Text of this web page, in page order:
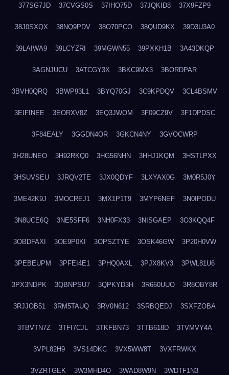
377SG7JD 37CVGS0S 37IHO75D 37JQKID8 37X9FZP9
38J0SXQX 38NQ9PDV 38O70PCO 38QUD9KX 39D3U3A0
39LAIWA9 39LCYZRI 39MGWN55 39PXKH1B 3A43DKQP
3AGNJUCU 3ATCGY3X 3BKC9MX3 3BORDPAR
3BVH0QRQ 3BWP93L1 3BYQ70GJ 3C9KPDQV 3CL4BSMV
3EIFINEE 3EORXV8Z 3EQ3JWOM 3F09CZ9V 3F1DPDSC
3F84EALY 3GGDN4OR 3GKCN4NY 3GVOCWRP
3H28UNEO 3H92RKQ0 3HG56NHN 3HHJ1KQM 3HSTLPXX
3HSUVSEU 3JRQV2TE 3JX0QDYF 3LXYAX0G 3M0R5J0Y
3ME42K9J 3MOCREJ1 3MX1P1T9 3MYP6NEF 3N0IPODU
3N8UCE6Q 3NE5SFF6 3NH0FX33 3NISGAEP 3O3KQQ4F
3OBDFAXI 3OE9P0KI 3OPSZTYE 3OSK46GW 3P20H0VW
3PEBEUPM 3PFEI4E1 3PHQ0AXL 3PJX8KV3 3PWL81U6
3PX3NDPK 3QBNPSU7 3QPKYD3H 3R660UUO 3R8OBY8R
3RJJOB51 3RM5TAUQ 3RV0N612 3SRBQEDJ 3SXFZOBA
3TBVTN7Z 3TFI7CJL 3TKFBN73 3TTB618D 3TVMVY4A
3VPL82H9 3VS14DKC 3VX5WW8T 3VXFRWKX
3VZRTGEK 3W3MHD4O 3WAD8W9N 3WDTF1N3